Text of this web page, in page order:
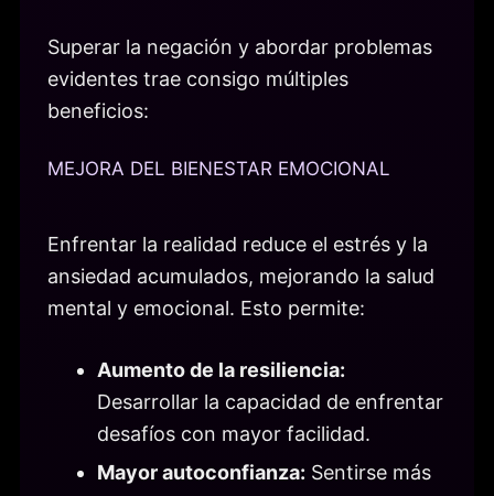
Superar la negación y abordar problemas
evidentes trae consigo múltiples
beneficios:
MEJORA DEL BIENESTAR EMOCIONAL
Enfrentar la realidad reduce el estrés y la
ansiedad acumulados, mejorando la salud
mental y emocional. Esto permite:
Aumento de la resiliencia:
Desarrollar la capacidad de enfrentar
desafíos con mayor facilidad.
Mayor autoconfianza: Sentirse más